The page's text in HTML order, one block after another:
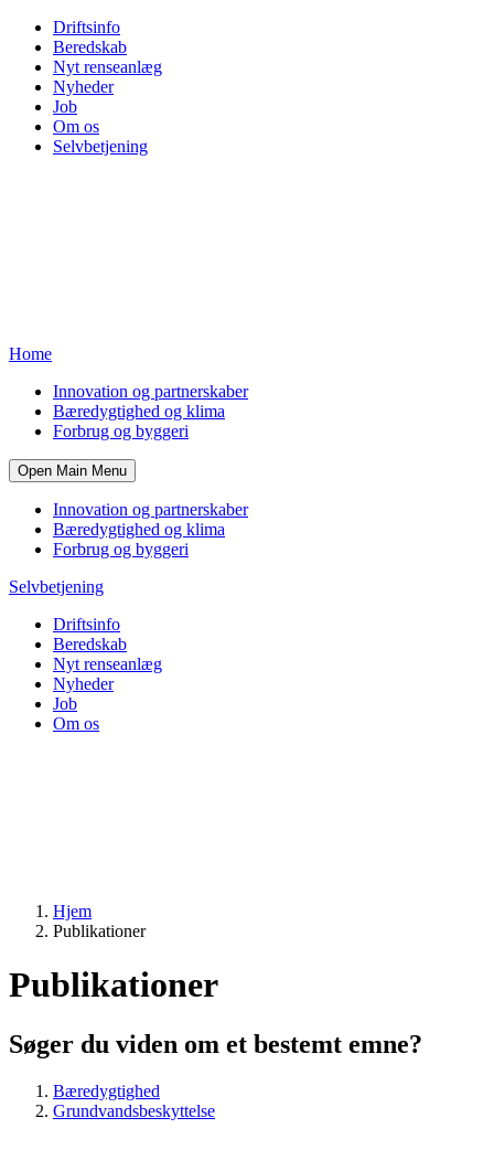
Driftsinfo
Beredskab
Nyt renseanlæg
Nyheder
Job
Om os
Selvbetjening
Home
Innovation og partnerskaber
Bæredygtighed og klima
Forbrug og byggeri
Open Main Menu
Innovation og partnerskaber
Bæredygtighed og klima
Forbrug og byggeri
Selvbetjening
Driftsinfo
Beredskab
Nyt renseanlæg
Nyheder
Job
Om os
Hjem
Publikationer
Publikationer
Søger du viden om et bestemt emne?
Bæredygtighed
Grundvandsbeskyttelse